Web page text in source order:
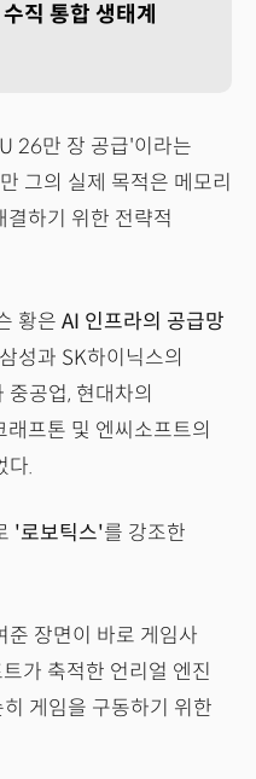
직 통합 생태계
26만 장 공급'이라는
그의 실제 목적은 메모리
하기 위한 전략적
황은 AI 인프라의 공급망
성과 SK하이닉스의
공업, 현대차의
프톤 및 엔씨소프트의
다.
'로보틱스'를 강조한
준 장면이 바로 게임사
가 축적한 언리얼 엔진
게임을 구동하기 위한